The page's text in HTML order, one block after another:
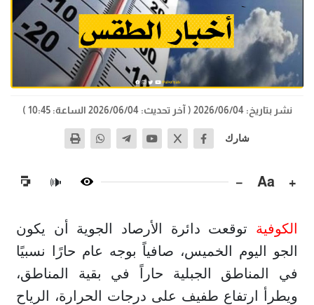
نشر بتاريخ: 2026/06/04 ( آخر تحديث: 2026/06/04 الساعة: 10:45 )
شارك
+
Aa
−
🔊
الكوفية توقعت دائرة الأرصاد الجوية أن يكون
الجو اليوم الخميس، صافياً بوجه عام حارًا نسبيًا
في المناطق الجبلية حاراً في بقية المناطق،
ويطرأ ارتفاع طفيف على درجات الحرارة، الرياح